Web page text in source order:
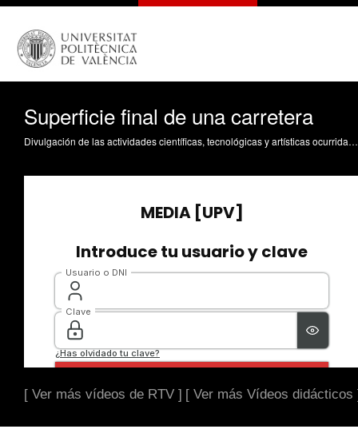
Superficie final de una carretera
Divulgación de las actividades científicas, tecnológicas y artísticas ocurridas en los tres campus de la UPV
[ Ver más vídeos de RTV ] [ Ver más Vídeos didácticos